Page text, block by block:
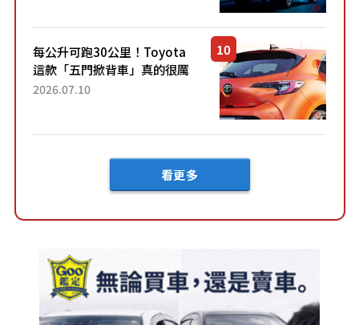
車？...
每公升可跑30公里！Toyota
這款「五門掀背車」真的很厲
害！ 擁有全長4.3公尺的「剛剛
2026.07.10
看更多